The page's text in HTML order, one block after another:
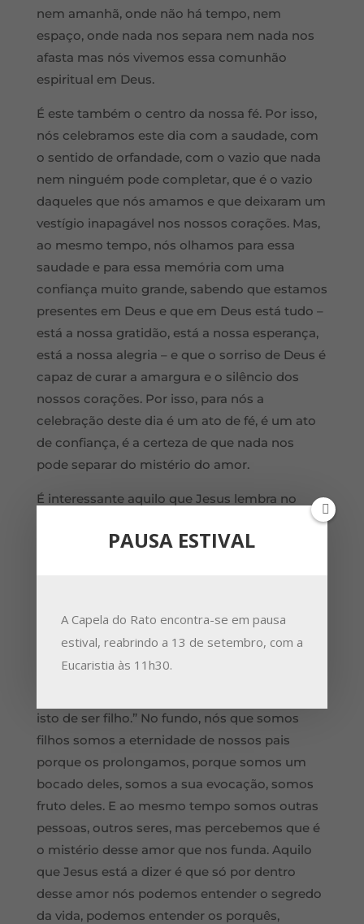
nem amanhã, onde não há tempo, nem
espaço, onde nada nos separa nem nada nos
afasta mas nós vivemos essa comunhão
espiritual em Deus.
É este também o centro da nossa fé. Por isso,
nós celebramos este dia com a saudade, com
o sentido de orfandade, com o vazio que nada
nem ninguém pode completar, que é o vazio
daqueles que nós amamos e que deixaram um
vestígio inapagável nos nossos corações. Mas,
ao mesmo tempo, nós olhamos para essa
saudade e para essa memória com uma
confiança muito grande, sabendo que estamos
presentes em Deus e que em Deus está tudo –
está a nossa gratidão, está a nossa esperança,
está a nossa alegria – e que o sorriso de Deus é
capaz de curar a amargura e o silêncio dos
nossos corações. Por isso, para nós a
celebração deste dia é um ato de fé, é um ato
de confiança, é a certeza de que nada nos
pode separar do mistério do amor.
É interessante aquilo que Jesus lembra no
Jesus diz: “Tudo me foi dado por Meu Pai,
não é um enigma de Jesus, é dizer: “Só por
dentro do amor é que se conhece, só no
interior de uma relação filial é que se sabe
isto de ser filho.” No fundo, nós que somos
filhos somos a eternidade de nossos pais
porque os prolongamos, porque somos um
bocado deles, somos a sua evocação, somos
fruto deles. E ao mesmo tempo somos outras
pessoas, outros seres, mas percebemos que é
o mistério desse amor que nos funda. Aquilo
que Jesus está a dizer é que só por dentro
desse amor nós podemos entender o segredo
da vida, podemos entender os porquês,
PAUSA ESTIVAL
A Capela do Rato encontra-se em pausa
estival, reabrindo a 13 de setembro, com a
Eucaristia às 11h30.